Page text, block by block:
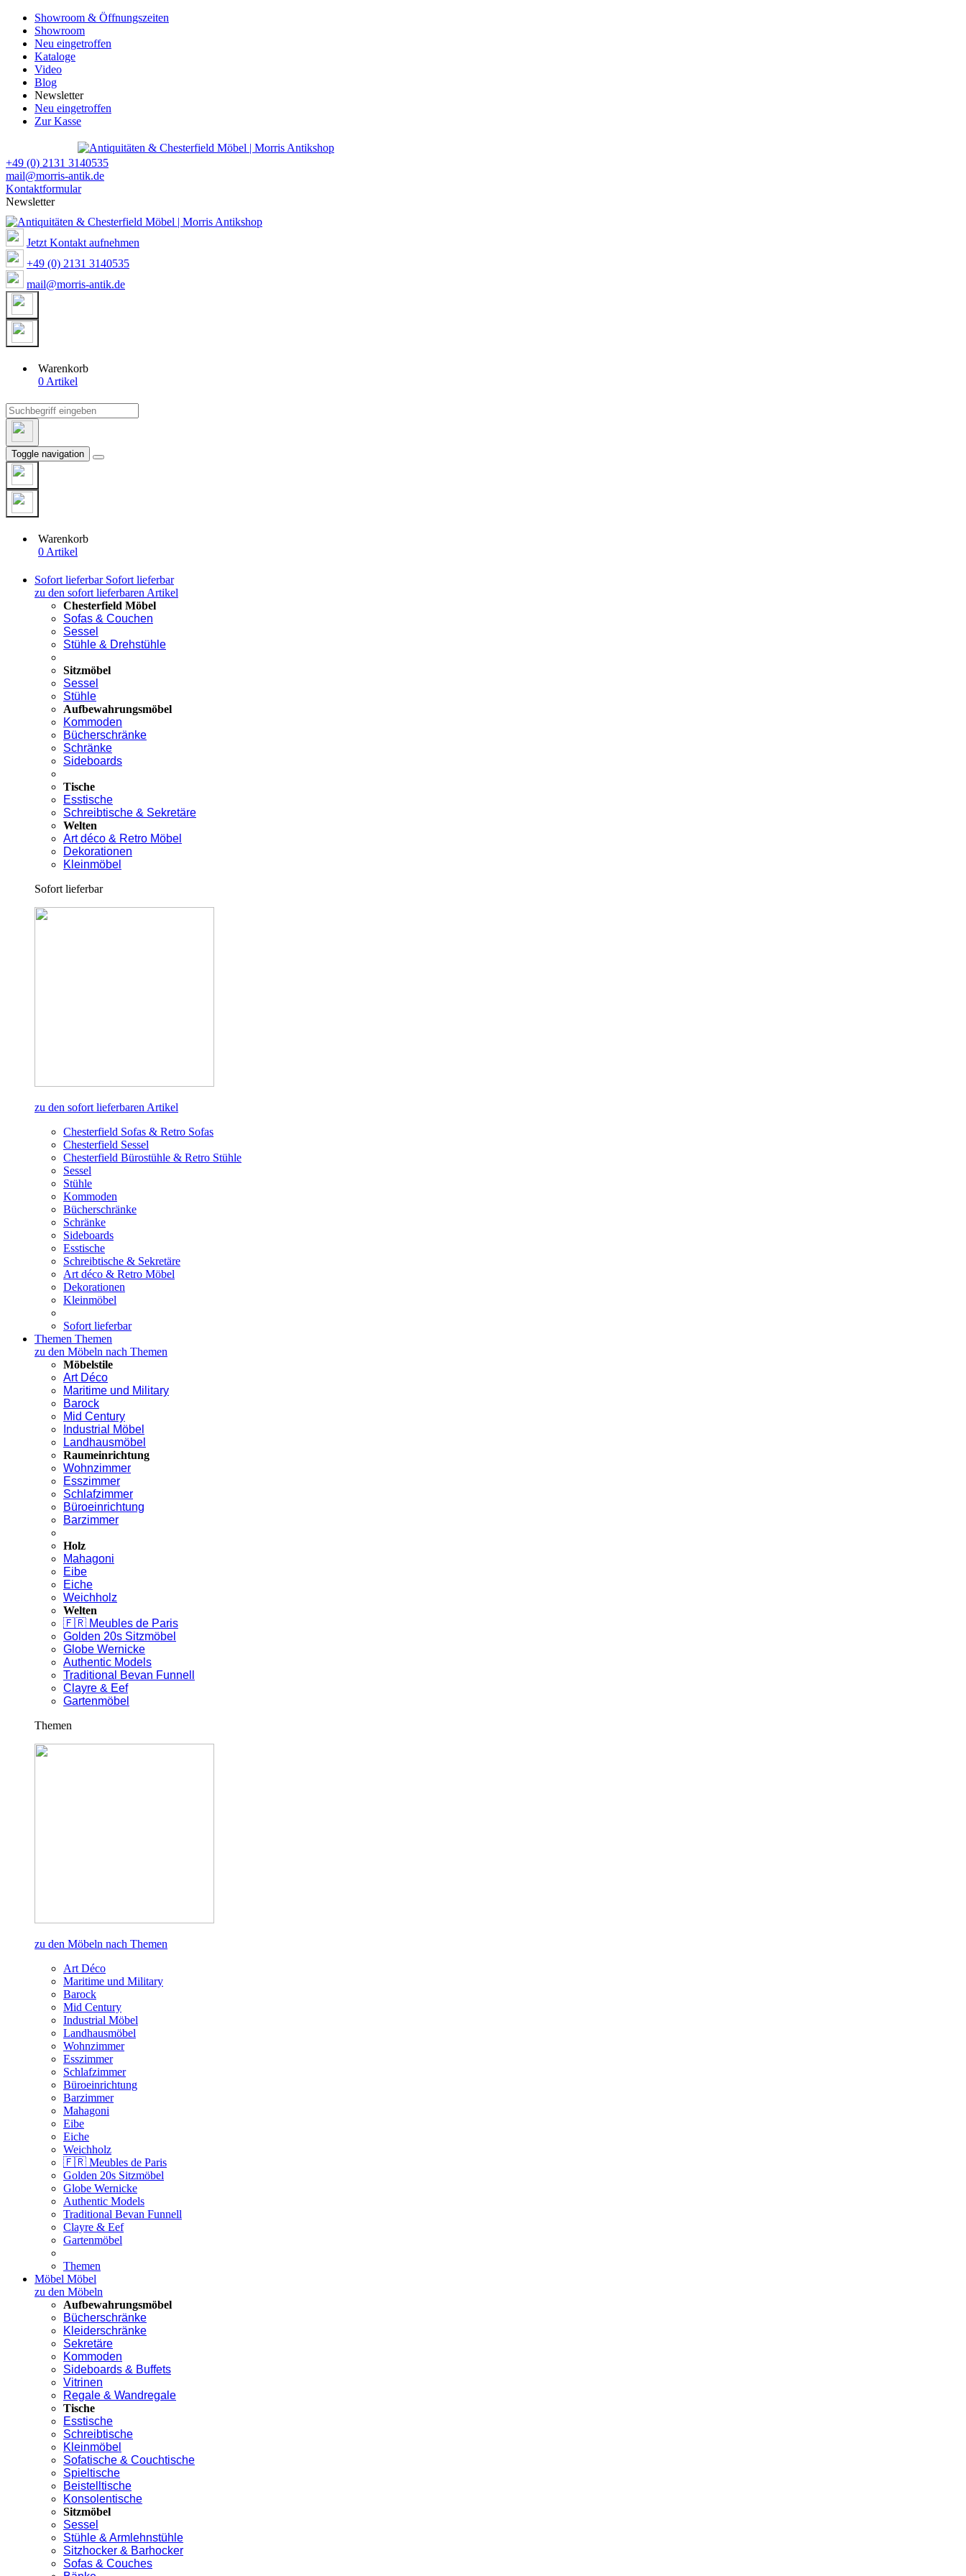
Showroom & Öffnungszeiten
Showroom
Neu eingetroffen
Kataloge
Video
Blog
Newsletter
Neu eingetroffen
Zur Kasse
+49 (0) 2131 3140535
mail@morris-antik.de
Kontaktformular
Newsletter
Jetzt Kontakt aufnehmen
+49 (0) 2131 3140535
mail@morris-antik.de
Warenkorb
0 Artikel
Toggle navigation
Warenkorb
0 Artikel
Sofort lieferbar Sofort lieferbar
zu den sofort lieferbaren Artikel
Chesterfield Möbel
Sofas & Couchen
Sessel
Stühle & Drehstühle
Sitzmöbel
Sessel
Stühle
Aufbewahrungsmöbel
Kommoden
Bücherschränke
Schränke
Sideboards
Tische
Esstische
Schreibtische & Sekretäre
Welten
Art déco & Retro Möbel
Dekorationen
Kleinmöbel
Sofort lieferbar
zu den sofort lieferbaren Artikel
Chesterfield Sofas & Retro Sofas
Chesterfield Sessel
Chesterfield Bürostühle & Retro Stühle
Sessel
Stühle
Kommoden
Bücherschränke
Schränke
Sideboards
Esstische
Schreibtische & Sekretäre
Art déco & Retro Möbel
Dekorationen
Kleinmöbel
Sofort lieferbar
Themen Themen
zu den Möbeln nach Themen
Möbelstile
Art Déco
Maritime und Military
Barock
Mid Century
Industrial Möbel
Landhausmöbel
Raumeinrichtung
Wohnzimmer
Esszimmer
Schlafzimmer
Büroeinrichtung
Barzimmer
Holz
Mahagoni
Eibe
Eiche
Weichholz
Welten
🇫🇷 Meubles de Paris
Golden 20s Sitzmöbel
Globe Wernicke
Authentic Models
Traditional Bevan Funnell
Clayre & Eef
Gartenmöbel
Themen
zu den Möbeln nach Themen
Art Déco
Maritime und Military
Barock
Mid Century
Industrial Möbel
Landhausmöbel
Wohnzimmer
Esszimmer
Schlafzimmer
Büroeinrichtung
Barzimmer
Mahagoni
Eibe
Eiche
Weichholz
🇫🇷 Meubles de Paris
Golden 20s Sitzmöbel
Globe Wernicke
Authentic Models
Traditional Bevan Funnell
Clayre & Eef
Gartenmöbel
Themen
Möbel Möbel
zu den Möbeln
Aufbewahrungsmöbel
Bücherschränke
Kleiderschränke
Sekretäre
Kommoden
Sideboards & Buffets
Vitrinen
Regale & Wandregale
Tische
Esstische
Schreibtische
Kleinmöbel
Sofatische & Couchtische
Spieltische
Beistelltische
Konsolentische
Sitzmöbel
Sessel
Stühle & Armlehnstühle
Sitzhocker & Barhocker
Sofas & Couches